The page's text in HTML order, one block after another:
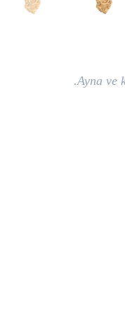
Ayna ve